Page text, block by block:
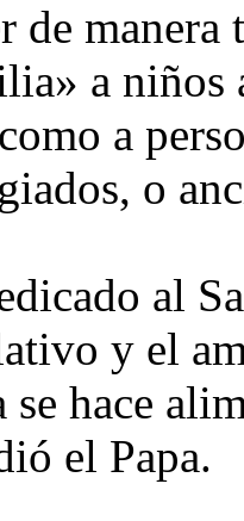
de
a niños
a
o
al
y el
se hace
el Papa.